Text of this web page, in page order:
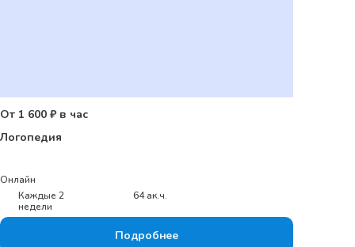
Подробнее
64 ак.ч.
Каждые 2
недели
Онлайн
От 1 600 ₽ в час
Логопедия